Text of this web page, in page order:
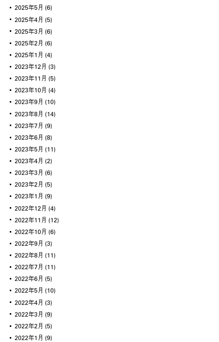
2025年5月 (6)
2025年4月 (5)
2025年3月 (6)
2025年2月 (6)
2025年1月 (4)
2023年12月 (3)
2023年11月 (5)
2023年10月 (4)
2023年9月 (10)
2023年8月 (14)
2023年7月 (9)
2023年6月 (8)
2023年5月 (11)
2023年4月 (2)
2023年3月 (6)
2023年2月 (5)
2023年1月 (9)
2022年12月 (4)
2022年11月 (12)
2022年10月 (6)
2022年9月 (3)
2022年8月 (11)
2022年7月 (11)
2022年6月 (5)
2022年5月 (10)
2022年4月 (3)
2022年3月 (9)
2022年2月 (5)
2022年1月 (9)